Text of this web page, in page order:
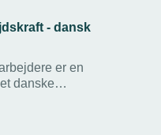
- dansk
er en
danske